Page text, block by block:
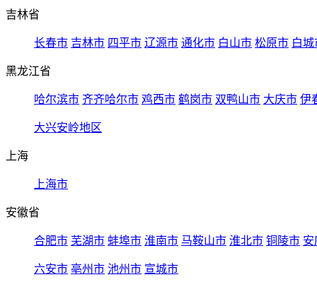
吉林省
长春市 吉林市 四平市 辽源市 通化市 白山市 松原市 白城
黑龙江省
哈尔滨市 齐齐哈尔市 鸡西市 鹤岗市 双鸭山市 大庆市 伊
大兴安岭地区
上海
上海市
安徽省
合肥市 芜湖市 蚌埠市 淮南市 马鞍山市 淮北市 铜陵市 安
六安市 亳州市 池州市 宣城市